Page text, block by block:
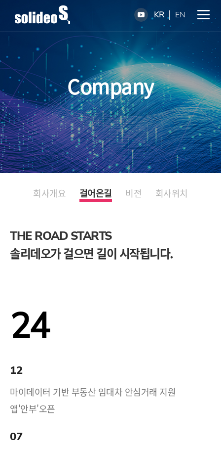
KR EN
Company
회사개요 걸어온길 비전 회사위치
THE ROAD STARTS
솔리데오가 걸으면 길이 시작됩니다.
24
12
마이데이터 기반 부동산 임대차 안심거래 지원
앱'안부'오픈
07